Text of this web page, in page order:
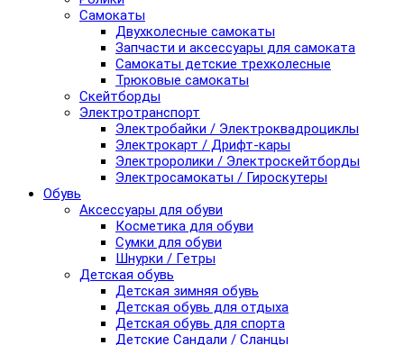
Самокаты
Двухколесные самокаты
Запчасти и аксессуары для самоката
Самокаты детские трехколесные
Трюковые самокаты
Скейтборды
Электротранспорт
Электробайки / Электроквадроциклы
Электрокарт / Дрифт-кары
Электроролики / Электроскейтборды
Электросамокаты / Гироскутеры
Обувь
Аксессуары для обуви
Косметика для обуви
Сумки для обуви
Шнурки / Гетры
Детская обувь
Детская зимняя обувь
Детская обувь для отдыха
Детская обувь для спорта
Детские Сандали / Сланцы